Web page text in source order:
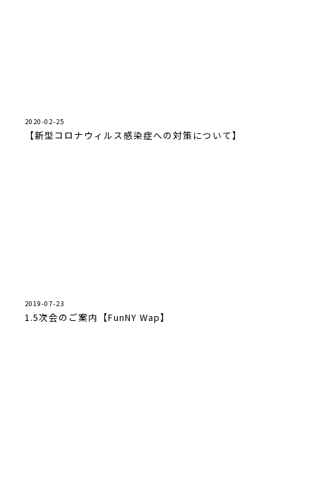
2020-02-25
【新型コロナウィルス感染症への対策について】
2019-07-23
1.5次会のご案内【FunNY Wap】